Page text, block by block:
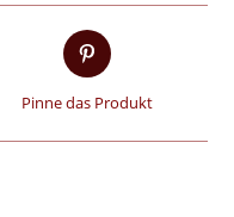
Pinne das Produkt